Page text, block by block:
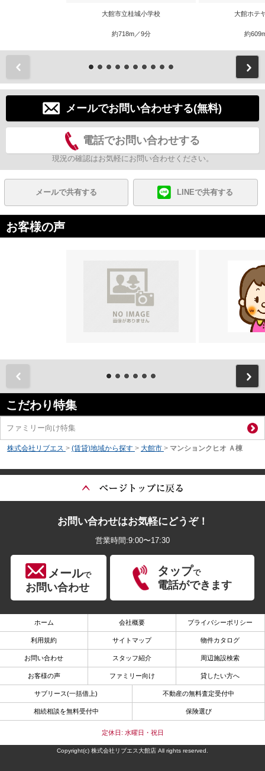
大館市立桂城小学校
約718m／9分
大館ホテ
約
メールでお問い合わせする(無料)
電話でお問い合わせする
現況の確認はお気軽にお問い合わせください。
メールで共有する LINEで共有する
お客様の声
こだわり特集
ファミリー向け特集
株式会社リブエス > (賃貸)地域から探す > 大館市 > マンションクヒオ Ａ棟
お問い合わせはお気軽にどうぞ！
営業時間:9:00〜17:30
メールで
お問い合わせ
タップで
電話ができます
ホーム 会社概要 プライバシーポリシー
利用規約 サイトマップ 物件カタログ
お問い合わせ スタッフ紹介 周辺施設検索
お客様の声 ファミリー向け 貸したい方へ
サブリース(一括借上) 不動産の無料査定受付中
相続相談を無料受付中 保険選び
定休日: 水曜日・祝日
Copyright(c) 株式会社リブエス大館店 All rights reserved.